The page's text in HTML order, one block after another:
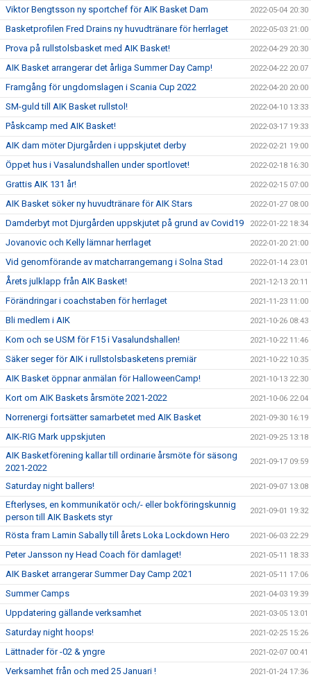
Viktor Bengtsson ny sportchef för AIK Basket Dam 2022-05-04 20:30
Basketprofilen Fred Drains ny huvudtränare för herrlaget 2022-05-03 21:00
Prova på rullstolsbasket med AIK Basket! 2022-04-29 20:30
AIK Basket arrangerar det årliga Summer Day Camp! 2022-04-22 20:07
Framgång för ungdomslagen i Scania Cup 2022 2022-04-20 20:00
SM-guld till AIK Basket rullstol! 2022-04-10 13:33
Påskcamp med AIK Basket! 2022-03-17 19:33
AIK dam möter Djurgården i uppskjutet derby 2022-02-21 19:00
Öppet hus i Vasalundshallen under sportlovet! 2022-02-18 16:30
Grattis AIK 131 år! 2022-02-15 07:00
AIK Basket söker ny huvudtränare för AIK Stars 2022-01-27 08:00
Damderbyt mot Djurgården uppskjutet på grund av Covid19 2022-01-22 18:34
Jovanovic och Kelly lämnar herrlaget 2022-01-20 21:00
Vid genomförande av matcharrangemang i Solna Stad 2022-01-14 23:01
Årets julklapp från AIK Basket! 2021-12-13 20:11
Förändringar i coachstaben för herrlaget 2021-11-23 11:00
Bli medlem i AIK 2021-10-26 08:43
Kom och se USM för F15 i Vasalundshallen! 2021-10-22 11:46
Säker seger för AIK i rullstolsbasketens premiär 2021-10-22 10:35
AIK Basket öppnar anmälan för HalloweenCamp! 2021-10-13 22:30
Kort om AIK Baskets årsmöte 2021-2022 2021-10-06 22:04
Norrenergi fortsätter samarbetet med AIK Basket 2021-09-30 16:19
AIK-RIG Mark uppskjuten 2021-09-25 13:18
AIK Basketförening kallar till ordinarie årsmöte för säsong
2021-2022
2021-09-17 09:59
Saturday night ballers! 2021-09-07 13:08
Efterlyses, en kommunikatör och/- eller bokföringskunnig
person till AIK Baskets styr
2021-09-01 19:32
Rösta fram Lamin Sabally till årets Loka Lockdown Hero 2021-06-03 22:29
Peter Jansson ny Head Coach för damlaget! 2021-05-11 18:33
AIK Basket arrangerar Summer Day Camp 2021 2021-05-11 17:06
Summer Camps 2021-04-03 19:39
Uppdatering gällande verksamhet 2021-03-05 13:01
Saturday night hoops! 2021-02-25 15:26
Lättnader för -02 & yngre 2021-02-07 00:41
Verksamhet från och med 25 Januari ! 2021-01-24 17:36